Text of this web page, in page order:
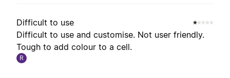
Difficult to use
Difficult to use and customise. Not user friendly.
Tough to add colour to a cell.
R